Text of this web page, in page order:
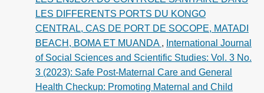
LES DIFFERENTS PORTS DU KONGO
CENTRAL, CAS DE PORT DE SOCOPE, MATADI
BEACH, BOMA ET MUANDA , International Journal
of Social Sciences and Scientific Studies: Vol. 3 No.
3 (2023): Safe Post-Maternal Care and General
Health Checkup: Promoting Maternal and Child